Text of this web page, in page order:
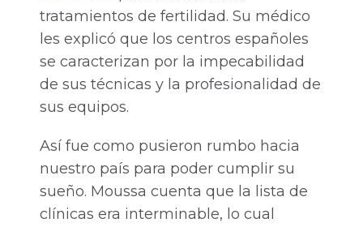
tratamientos de fertilidad. Su médico
les explicó que los centros españoles
se caracterizan por la impecabilidad
de sus técnicas y la profesionalidad de
sus equipos.
Así fue como pusieron rumbo hacia
nuestro país para poder cumplir su
sueño. Moussa cuenta que la lista de
clínicas era interminable, lo cual